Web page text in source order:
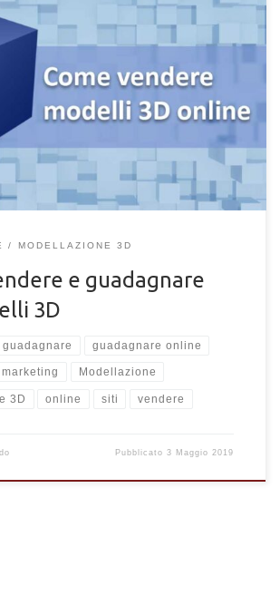
hai deciso di iniziare a vendere e guadagnare
online ma non sai come fare? Hai realizzato
3D di vario genere e vorresti iniziare a
loro vendita? Molti sono gli artisti e
una libreria piena di vecchi lavori datati e
[…]
MODELLAZIONE 3D
e guadagnare
3D
guadagnare guadagnare online
marketing Modellazione
3D online siti vendere
Pubblicato3 Maggio 2019